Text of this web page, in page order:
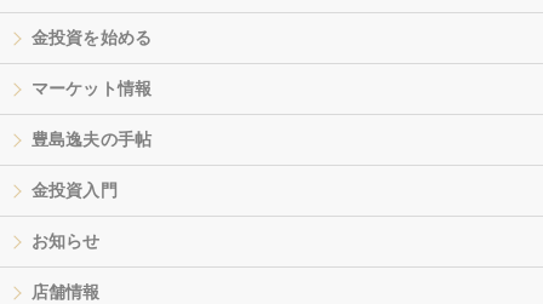
金投資を始める
マーケット情報
豊島逸夫の手帖
金投資入門
お知らせ
店舗情報